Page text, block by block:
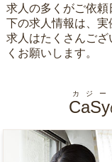
求人の多くがご依
下の求人情報は、実
求人はたくさんご
くお願いします。
CaSy
カジー